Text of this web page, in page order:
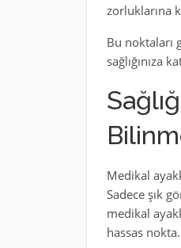
zorluklarına
Bu noktaları
sağlığınıza
Medikal
Sadece şık
medikal
hassas nokta.